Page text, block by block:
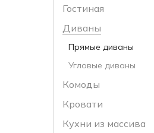
Гостиная
Диваны
Прямые диваны
Угловые диваны
Комоды
Кровати
Кухни из массива